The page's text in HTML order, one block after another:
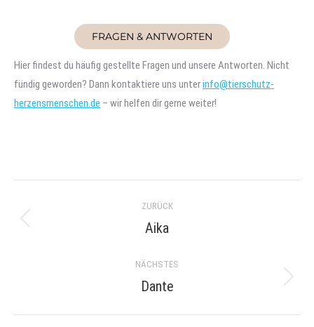
FRAGEN & ANTWORTEN
Hier findest du häufig gestellte Fragen und unsere Antworten. Nicht
fündig geworden? Dann kontaktiere uns unterinfo@tierschutz-
herzensmenschen.de – wir helfen dir gerne weiter!
navigation
ZURÜCK
Previous
Aika
NÄCHSTES
Next
Dante